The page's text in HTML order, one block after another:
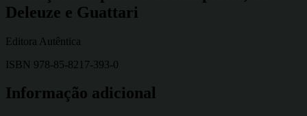
Deleuze e Guattari
Editora Autêntica
ISBN 978-85-8217-393-0
Informação adicional